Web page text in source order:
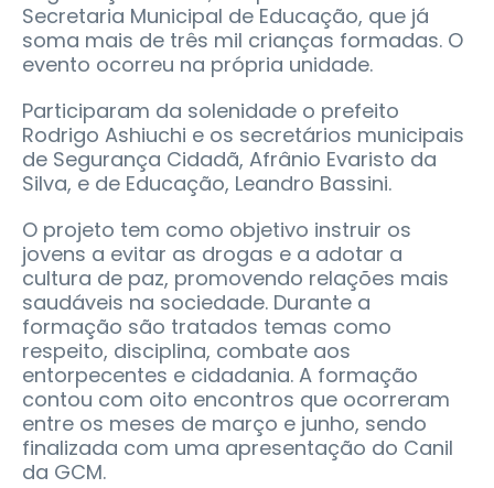
Secretaria Municipal de Educação, que já
soma mais de três mil crianças formadas. O
evento ocorreu na própria unidade.
Participaram da solenidade o prefeito
Rodrigo Ashiuchi e os secretários municipais
de Segurança Cidadã, Afrânio Evaristo da
Silva, e de Educação, Leandro Bassini.
O projeto tem como objetivo instruir os
jovens a evitar as drogas e a adotar a
cultura de paz, promovendo relações mais
saudáveis na sociedade. Durante a
formação são tratados temas como
respeito, disciplina, combate aos
entorpecentes e cidadania. A formação
contou com oito encontros que ocorreram
entre os meses de março e junho, sendo
finalizada com uma apresentação do Canil
da GCM.